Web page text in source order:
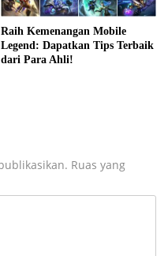
Raih Kemenangan Mobile
Legend: Dapatkan Tips Terbaik
dari Para Ahli!
Ruas yang